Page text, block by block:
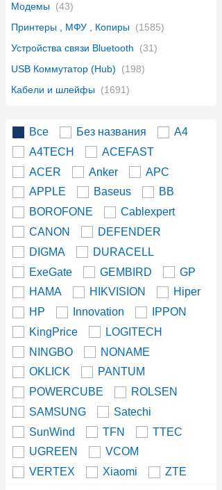
Модемы (43)
Принтеры , МФУ , Копиры (1585)
Устройства связи Bluetooth
(31)
USB Коммутатор (Hub)
(198)
Кабели и шлейфы (1691)
Все Без названия
A4
A4TECH
ACEFAST
ACER
Anker
APC
APPLE
Baseus
BB
BOROFONE
Cablexpert
CANON
DEFENDER
DIGMA
DURACELL
ExeGate
GEMBIRD
GP
HAMA
HIKVISION
Hiper
HP
Innovation
IPPON
KingPrice
LOGITECH
NINGBO
NONAME
OKLICK
PANTUM
POWERCUBE
ROLSEN
SAMSUNG
Satechi
SunWind
TFN
TTEC
UGREEN
VCOM
VERTEX
Xiaomi ZTE